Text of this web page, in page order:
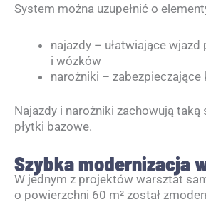
System można uzupełnić o
najazdy – ułatwiające wjazd
i wózków
narożniki – zabezpieczające
Najazdy i narożniki zachowują taką
płytki bazowe.
Szybka modernizacja
W jednym z projektów warsztat
o powierzchni 60 m² został